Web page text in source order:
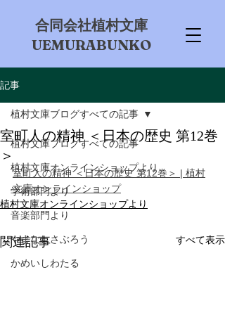
​合同会社植村文庫
UEMURABUNKO
記事
植村文庫ブログすべての記事
植村文庫オンラインショップより
学術部門より
音楽部門より
やまなしさぶろう
かめいしわたる
植村文庫ブログすべての記事
室町人の精神 ＜日本の歴史 第12巻
＞
室町人の精神 ＜日本の歴史 第12巻＞ | 植村
文庫オンラインショップ
植村文庫オンラインショップより
関連記事 すべて表示